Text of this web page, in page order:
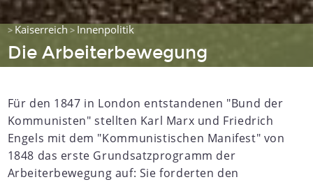
> Kaiserreich > Innenpolitik
Die Arbeiterbewegung
Für den 1847 in London entstandenen "Bund der
Kommunisten" stellten Karl Marx und Friedrich
Engels mit dem "Kommunistischen Manifest" von
1848 das erste Grundsatzprogramm der
Arbeiterbewegung auf: Sie forderten den